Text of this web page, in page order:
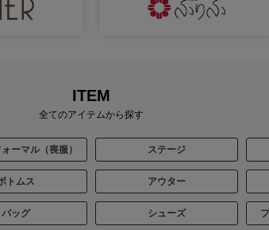
ITEM
全てのアイテムから探す
ーマル（喪服） ステージ
トムス アウター
バッグ シューズ